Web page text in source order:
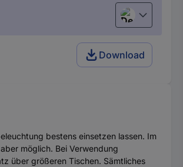
Deutsch
Download
bestens einsetzen lassen. Im
möglich. Bei Verwendung
über größeren Tischen. Sämtliches